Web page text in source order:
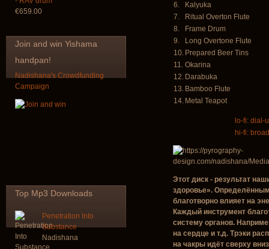
€659.00
Join and win Yishama
handpan!
Nadishana's Crowdfunding
Campaign
Top Mp3 Downloads
Penetration Into
Substance
Nadishana
6.
Kalyuka
7.
Ritual Overton Flute
8.
Frame Drum
9.
Long Overtone Flute
10. Prepared Beer Tins
11. Okarina
12. Darabuka
13. Bamboo Flute
14. Metal Teapot
lo-fi: dial-
hi-fi:
Этот диск - результат
здоровье».
благотворно влияет на
Каждый инструмент
систему органов.
на сердце и т.д. Трэки
на чакры идёт сверху